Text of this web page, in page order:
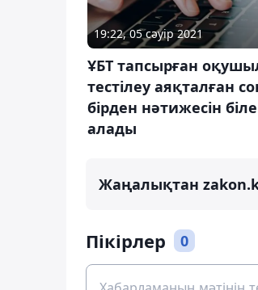
19:22, 05 сәуір 2021
ҰБТ тапсырған
тестілеу аяқталған
бірден нәтижесін біле
алады
Жаңалықтан
Пікірлер 0